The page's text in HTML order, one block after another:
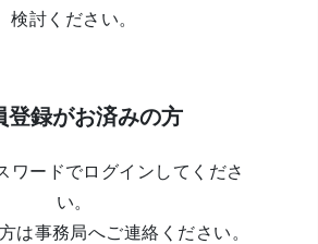
検討ください。
登録がお済みの方
ワードでログインしてくださ
い。
は事務局へご連絡ください。